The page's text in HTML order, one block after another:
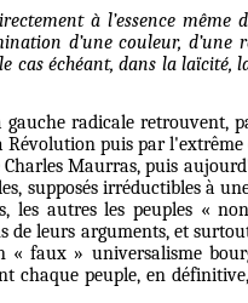
à l’essence même
d’une couleur, d’une
cas échéant, dans la laïcité,
radicale retrouvent,
puis par l'extrême
Maurras, puis
supposés irréductibles à
les autres les peuples «
leurs arguments, et
faux » universalisme
chaque peuple, en